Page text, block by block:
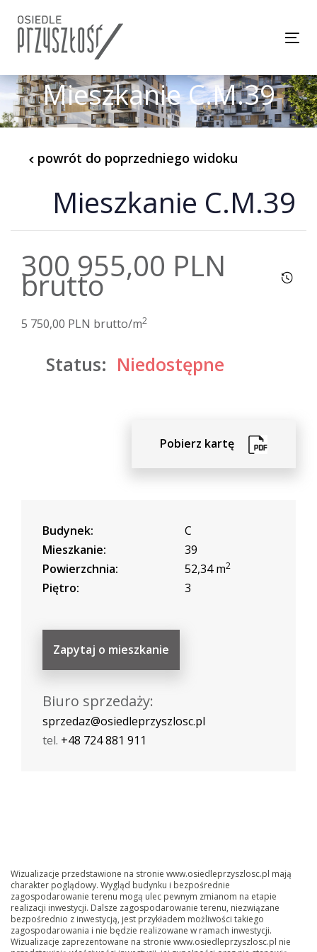
links
content
Mieszkanie C.M.39
powrót do poprzedniego widoku
Mieszkanie C.M.39
300 955,00 PLN
brutto
5 750,00 PLN brutto/m2
Status: Niedostępne
Pobierz kartę
Budynek:
C
Mieszkanie:
39
Powierzchnia:
52,34 m2
Piętro: 3
Zapytaj o mieszkanie
Biuro sprzedaży:
sprzedaz@osiedleprzyszlosc.pl
tel. +48 724 881 911
Wizualizacje przedstawione na stronie www.osiedleprzyszlosc.pl mają
charakter poglądowy. Wygląd budynku i bezpośrednie
zagospodarowanie terenu mogą ulec pewnym zmianom na etapie
realizacji inwestycji. Dalsze zagospodarowanie terenu, niezwiązane
bezpośrednio z inwestycją, jest przykładem możliwości takiego
zagospodarowania i nie będzie realizowane w ramach inwestycji.
Wizualizacje zaprezentowane na stronie www.osiedleprzyszlosc.pl nie